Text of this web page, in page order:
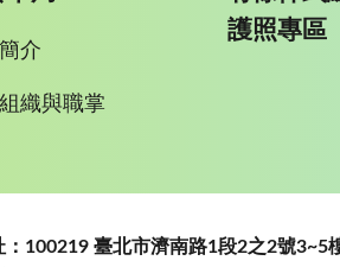
介
織與職掌
護照專區
：100219 臺北市濟南路1段2之2號3~5